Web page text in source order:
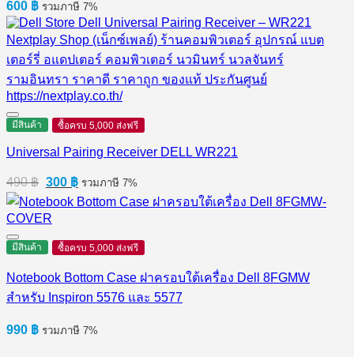
600 ฿ รวมภาษี 7%
มีสินค้า ซื้อครบ 5,000 ส่งฟรี
Universal Pairing Receiver DELL WR221
490฿ Original
price
was:
490 ฿.
300 ฿Current
price
is:
รวมภาษี 7%
มีสินค้า ซื้อครบ 5,000 ส่งฟรี
Notebook Bottom Case ฝาครอบใต้เครื่อง Dell 8FGMW
สำหรับ Inspiron 5576 และ 5577
990 ฿ รวมภาษี 7%